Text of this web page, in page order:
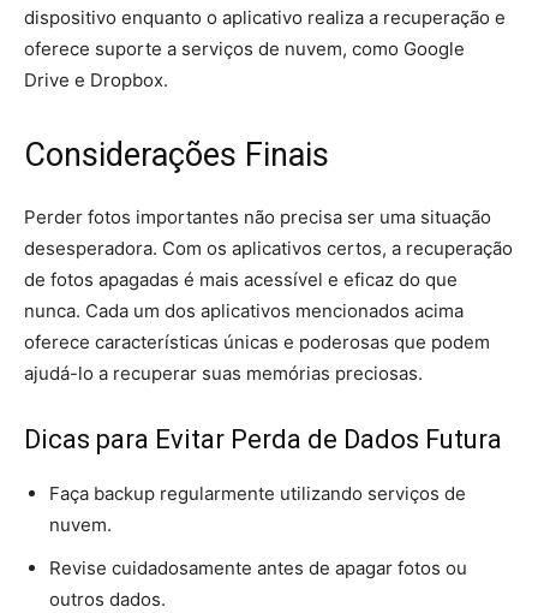
dispositivo enquanto o aplicativo realiza a recuperação e
oferece suporte a serviços de nuvem, como Google
Drive e Dropbox.
Considerações Finais
Perder fotos importantes não precisa ser uma situação
desesperadora. Com os aplicativos certos, a recuperação
de fotos apagadas é mais acessível e eficaz do que
nunca. Cada um dos aplicativos mencionados acima
oferece características únicas e poderosas que podem
ajudá-lo a recuperar suas memórias preciosas.
Dicas para Evitar Perda de Dados Futura
Faça backup regularmente utilizando serviços de
nuvem.
Revise cuidadosamente antes de apagar fotos ou
outros dados.